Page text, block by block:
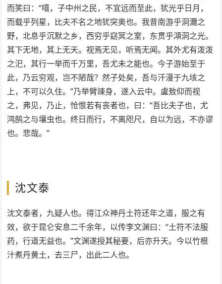
而笑曰：“嘻，子中州之民，不宜远而至此，犹光乎日月，
而载乎列星，比夫不名之地犹突奥也。我昔南游乎洞濔之
野，北息乎沉默之乡，西穷乎窈冥之室，东贯乎澒洞之光。
其下无地，其上无天。视焉无见，听焉无闻。其外尤有泼泼
之汜，其行一举而千万里，吾尤未之能也。今子游始至于
此，乃云穷观，岂不陋哉？然子处矣，吾与汗漫于九垓之
上，不可以久住。”乃举臂竦身，遂入云中。盧敖仰而视
之，弗见，乃止，怆恨若有丧者也，曰：“吾比夫子也，尤
鸿鹄之与壤虫也。终日而行，不离咫尺，自以为远，不亦谬
也。悲哉。”
沈文泰
沈文泰者，九疑人也。得江众神丹土符还年之道，服之有
效，欲于昆仑安息二千余年，以传李文渊曰：“土符不法服
药，行道无益也。”文渊遂授其秘要，后亦升天。今以竹根
汁煮丹黄土，去三尸，出此二人也。